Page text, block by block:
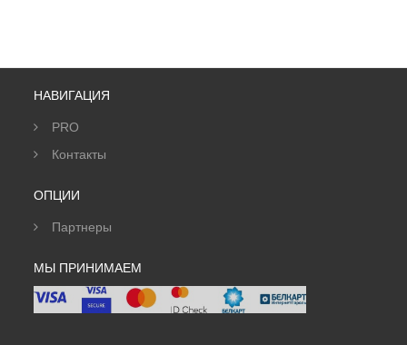
НАВИГАЦИЯ
PRO
Контакты
ОПЦИИ
Партнеры
МЫ ПРИНИМАЕМ